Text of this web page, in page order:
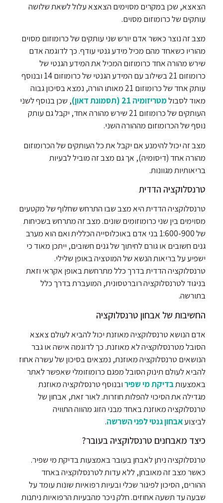
הצאצא, שכן במקרים מסוימים הצאצא עלול לשאת שלושה
עותקים של כרומוזום מסוים.
מצב זה נוצר כאשר אדם יורש שני עותקים של כרומוזום מסוים
מהוריו כשאחד מהם מכיל מידע גנטי עודף. כך לדוגמה אדם
שירש מהורה אחד כרומוזום המכיל את המידע הגנטי של
כרומוזום 21 בשילוב עם המידע הגנטי של כרומוזום 14 ובנוסף
עותק אחד של כרומוזום 21 מאותו הורה, נמצא בסיכון גבוה
מאוד לסבולמטריזומיה 21 (תסמונת דאון)
, שכן בנוסף לשני
העותקים של כרומוזום 21 שירש מהורה אחד, יקבל גם עותק
נוסף של הכרומוזום מההורה השני.
מצב זה יכול להימנע אם יקבל את כל העותקים של הכרומוזום
מהורה אחד (דיסומיה), אך גם מצב זה מוביל לבעיות
בריאותיות מגוונות.
טרנסלוקציה הדדית
טרנסלוקציה הדדית היא מצב שבו התרחש שחלוף של מקטעים
מסוימים בין שני כרומוזומים שונים. מצב זה מתרחש בשכיחות
של 1:600-900 בני אדם באוכלוסייה הכללית ואם הוא מערב
גנים חשובים או גורם לחיתוך של גנים חשובים, ייתכן מאוד כי
ישפיע על בריאות הנשא של המוטציה באופן שלילי.
טרנסלוקציה הדדית בדרך כלל מתרחשת באופן אקראי וזאת
בניגוד לטרנסלוקציה רוברטסונית, המועברת בדרך כלל
בתורשה.
החשיבות של אבחון טרנסלוקציה
אדם הנושא טרנסלוקציה מאוזנת יכול להביא לעולם צאצא
הסובל מטרנסלוקציה לא מאוזנת. כך לדוגמה אישה או גבר
הנושאים טרנסלוקציה מאוזנת, נמצאים בסיכון של עשרה אחוז
להביא לעולם תינוק הסובל מפגם כרומוזומלי שאפשר לאתר
באמצעותבדיקת מי שפירובנוסף טרנסלוקציה מאוזנת
מגדילה את הסיכוי להפלות חוזרות. לאור זאת, אבחון של
טרנסלוקציה מאוזנת באחד מבני הזוג מהווה התוויה
לביצועאבחון גנטי לפני השרשה.
כיצד מאבחנים טרנסלוקציה בעובר?
טרנסלוקציה ניתן לאבחן בעובר באמצעות בדיקת מי שפיר.
כאשר מצב זה מאובחן, ללא עדות לטרנסלוקציה באחד
ההורים, הסיכון לפיגור שכלי ובעיות רפואיות שונות עומד על
שבעה עד תשעה אחוזים. חלק ניכר מהבעיות הרפואיות ניתנות